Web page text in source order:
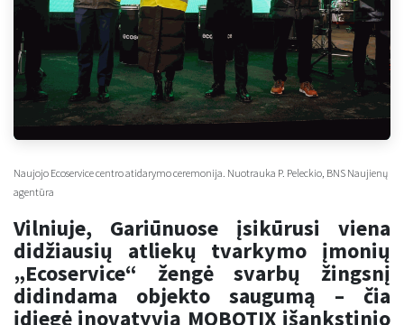
Naujojo Ecoservice centro atidarymo ceremonija. Nuotrauka P. Peleckio, BNS Naujienų
agentūra
Vilniuje, Gariūnuose įsikūrusi viena
didžiausių atliekų tvarkymo įmonių
„Ecoservice“ žengė svarbų žingsnį
didindama objekto saugumą – čia
įdiegė inovatyvią MOBOTIX išankstinio